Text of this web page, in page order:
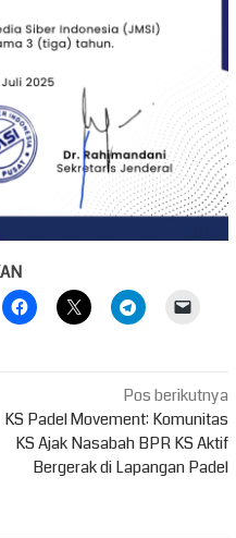
Pos berikutnya
KS Padel Movement: Komunitas
KS Ajak Nasabah BPR KS Aktif
Bergerak di Lapangan Padel